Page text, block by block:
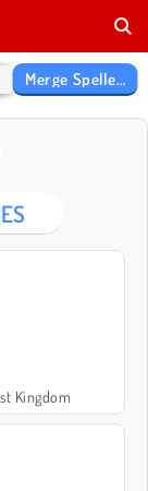
Merge Spelletjes
Kingdom